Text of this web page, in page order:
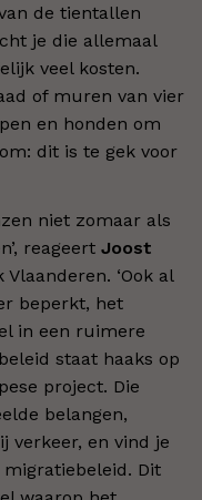
de tientallen
je die allemaal
veel kosten.
of muren van vier
en honden om
dit is te gek voor
niet zomaar als
reageert Joost
‘Ook al
beperkt, het
in een ruimere
staat haaks op
project. Die
belangen,
verkeer, en vind je
Dit